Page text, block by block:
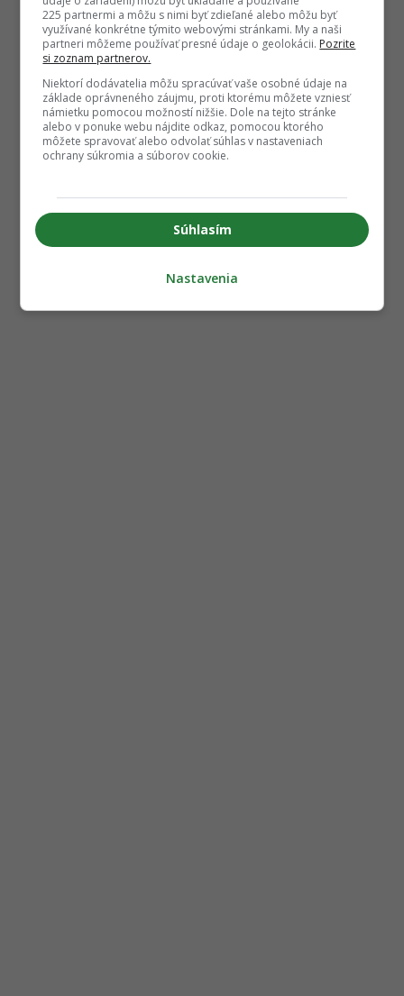
225 partnermi a môžu s nimi byť zdieľané alebo môžu byť
využívané konkrétne týmito webovými stránkami. My a naši
partneri môžeme používať presné údaje o geolokácii. Pozrite
si zoznam partnerov.
Niektorí dodávatelia môžu spracúvať vaše osobné údaje na
základe oprávneného záujmu, proti ktorému môžete vzniesť
námietku pomocou možností nižšie. Dole na tejto stránke
alebo v ponuke webu nájdite odkaz, pomocou ktorého
môžete spravovať alebo odvolať súhlas v nastaveniach
ochrany súkromia a súborov cookie.
Súhlasím
Nastavenia